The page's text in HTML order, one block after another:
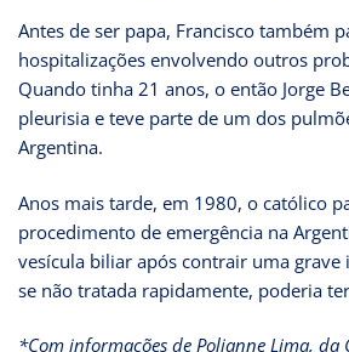
Antes de ser papa, Francisco também
hospitalizações envolvendo outros
Quando tinha 21 anos, o então Jorge
pleurisia e teve parte de um dos
Argentina.
Anos mais tarde, em 1980, o católico
procedimento de emergência na
vesícula biliar após contrair uma grave
se não tratada rapidamente, poderia
*Com informações de Polianne Lima, da